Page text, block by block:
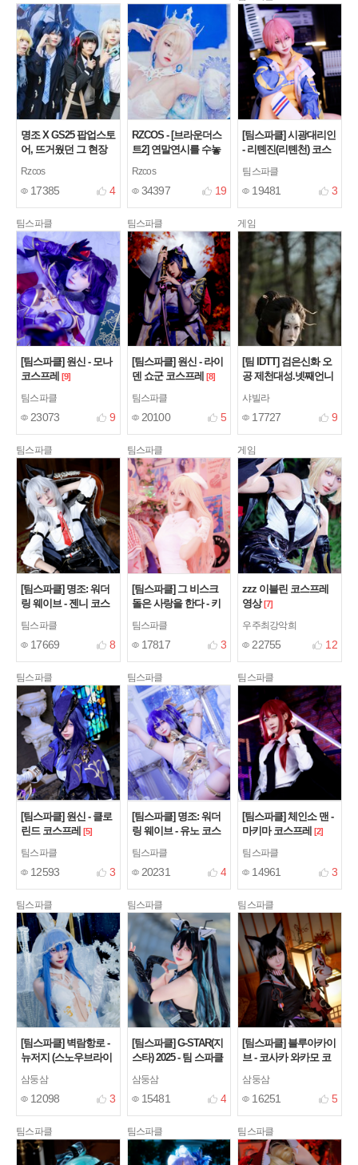
명조 X GS25 팝업스토
어, 뜨거웠던 그 현장
비·치사·린네)
Rzcos
17385 4
RZCOS - [브라운더스
트2] 연말연시를 수놓
C107 & 광저우 반딧불
이 축제 현장 리포트
[13]
Rzcos
34397 19
[팀스파클] 시광대리인
- 리톈진(리톈천) 코스
팀스파클
19481 3
팀스파클
[팀스파클] 원신 - 모나
코스프레
[9]
팀스파클
23073 9
팀스파클
[팀스파클] 원신 - 라이
덴 쇼군 코스프레
[8]
팀스파클
20100 5
게임
[팀 IDTT] 검은신화 오
공 제천대성.넷째언니
샤빌라
17727 9
팀스파클
[팀스파클] 명조: 워더
링 웨이브 - 젠니 코스
팀스파클
17669 8
팀스파클
[팀스파클] 그 비스크
돌은 사랑을 한다 - 키
ver.) 코스프레
팀스파클
17817 3
게임
zzz 이블린 코스프레
영상 [7]
우주최강악희
22755 12
팀스파클
[팀스파클] 원신 - 클로
린드 코스프레 [5]
팀스파클
12593 3
팀스파클
[팀스파클] 명조: 워더
링 웨이브 - 유노 코스
팀스파클
20231 4
팀스파클
[팀스파클] 체인소 맨 -
마키마 코스프레 [2]
팀스파클
14961 3
팀스파클
[팀스파클] 벽람항로 -
뉴저지 (스노우브라이
[5]
삼둥삼
12098 3
팀스파클
[팀스파클] G-STAR(지
스타) 2025 - 팀 스파클
삼둥삼
15481 4
팀스파클
[팀스파클] 블루아카이
브 - 코사카 와카모 코
삼둥삼
16251 5
팀스파클 팀스파클 팀스파클